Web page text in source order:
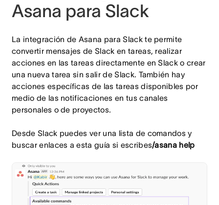
Asana para Slack
La integración de Asana para Slack te permite
convertir mensajes de Slack en tareas, realizar
acciones en las tareas directamente en Slack o crear
una nueva tarea sin salir de Slack. También hay
acciones específicas de las tareas disponibles por
medio de las notificaciones en tus canales
personales o de proyectos.
Desde Slack puedes ver una lista de comandos y
buscar enlaces a esta guía si escribes/asana help